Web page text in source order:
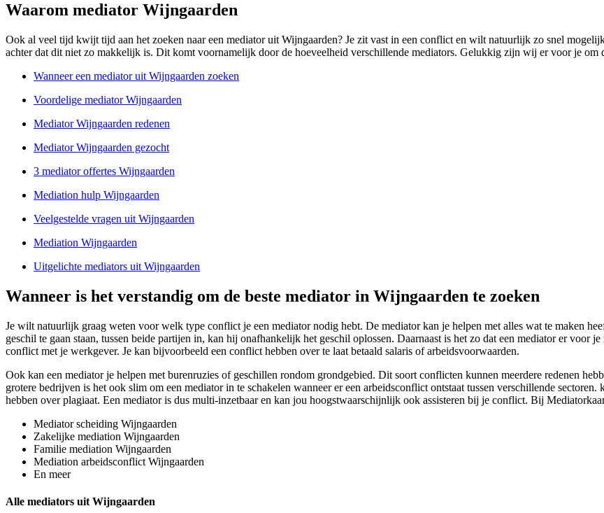
Waarom mediator Wijngaarden
Ook al veel tijd kwijt tijd aan het zoeken naar een mediator uit Wijngaarden? Je zit vast in een conflict en wilt natuurlijk zo snel
achter dat dit niet zo makkelijk is. Dit komt voornamelijk door de hoeveelheid verschillende mediators. Gelukkig zijn wij er voor je om
Wanneer een mediator uit Wijngaarden zoeken
Voordelige mediator Wijngaarden
Mediator Wijngaarden redenen
Mediator Wijngaarden gezocht
3 mediator offertes Wijngaarden
Mediation hulp Wijngaarden
Veelgestelde vragen uit Wijngaarden
Mediation Wijngaarden
Uitgelichte mediators uit Wijngaarden
Wanneer is het verstandig om de beste mediator in Wijngaarden te zoeken
Je wilt natuurlijk graag weten voor welk type conflict je een mediator nodig hebt. De mediator kan je helpen met alles wat te maken
geschil te gaan staan, tussen beide partijen in, kan hij onafhankelijk het geschil oplossen. Daarnaast is het zo dat een mediator er voor
conflict met je werkgever. Je kan bijvoorbeeld een conflict hebben over te laat betaald salaris of arbeidsvoorwaarden.
Ook kan een mediator je helpen met burenruzies of geschillen rondom grondgebied. Dit soort conflicten kunnen meerdere redenen
grotere bedrijven is het ook slim om een mediator in te schakelen wanneer er een arbeidsconflict ontstaat tussen verschillende
hebben over plagiaat. Een mediator is dus multi-inzetbaar en kan jou hoogstwaarschijnlijk ook assisteren bij je conflict. Bij
Mediator scheiding Wijngaarden
Zakelijke mediation Wijngaarden
Familie mediation Wijngaarden
Mediation arbeidsconflict Wijngaarden
En meer
Alle mediators uit Wijngaarden